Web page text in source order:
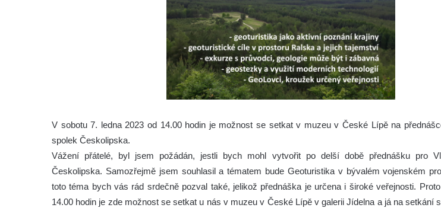
V sobotu 7. ledna 2023 od 14.00 hodin je možnost se setkat v muzeu v České Lípě na
spolek Českolipska.
Vážení přátelé, byl jsem požádán, jestli bych mohl vytvořit po delší době přednášku pro
Českolipska. Samozřejmě jsem souhlasil a tématem bude Geoturistika v bývalém vojenském
toto téma bych vás rád srdečně pozval také, jelikož přednáška je určena i široké veřejnosti.
14.00 hodin je zde možnost se setkat u nás v muzeu v České Lípě v galerii Jídelna a já na setkání